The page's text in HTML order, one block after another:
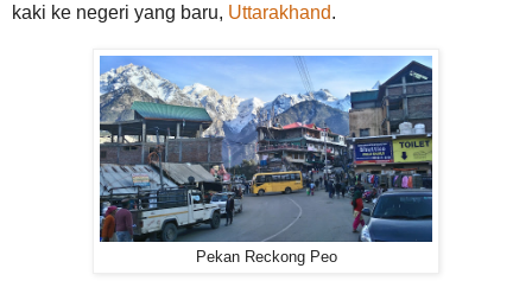
kaki ke negeri yang baru, Uttarakhand.
Pekan Reckong Peo